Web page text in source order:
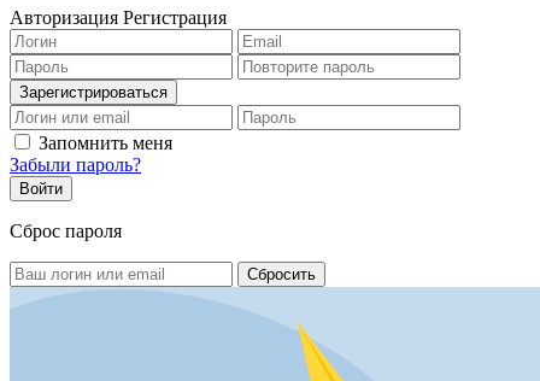
Авторизация Регистрация
Запомнить меня
Забыли пароль?
Сброс пароля